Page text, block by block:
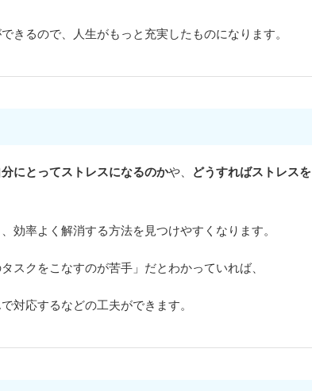
きるので、人生がもっと充実したものになります。
にとってストレスになるのかや、
どうすればストレスを
効率よく解消する方法を見つけやすくなります。
スクをこなすのが苦手」だとわかっていれば、
対応するなどの工夫ができます。